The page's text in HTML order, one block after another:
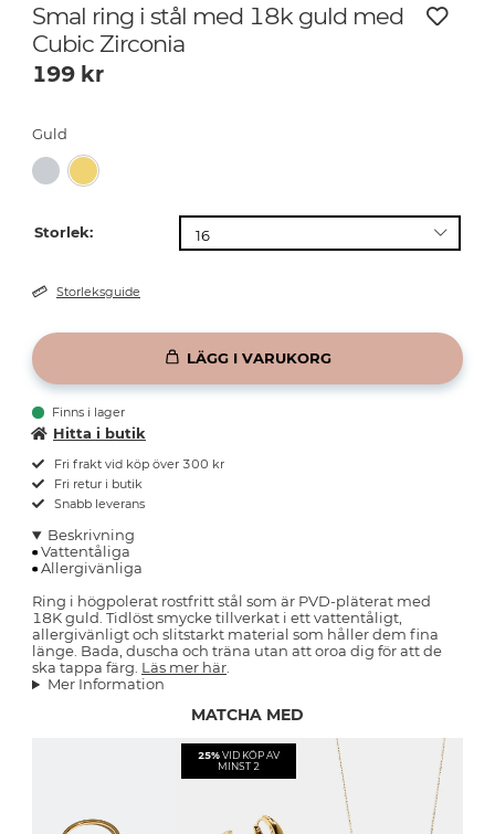
Smal ring i stål med 18k guld med
Cubic Zirconia
199 kr
Guld
Storlek:
Storleksguide
LÄGG I VARUKORG
Finns i lager
Hitta i butik
Fri frakt vid köp över 300 kr
Fri retur i butik
Snabb leverans
Beskrivning
Vattentåliga
Allergivänliga
Ring i högpolerat rostfritt stål som är PVD-pläterat med
18K guld. Tidlöst smycke tillverkat i ett vattentåligt,
allergivänligt och slitstarkt material som håller dem fina
länge. Bada, duscha och träna utan att oroa dig för att de
ska tappa färg. Läs mer här
Mer Information
MATCHA MED
25% VID KÖP AV
MINST 2